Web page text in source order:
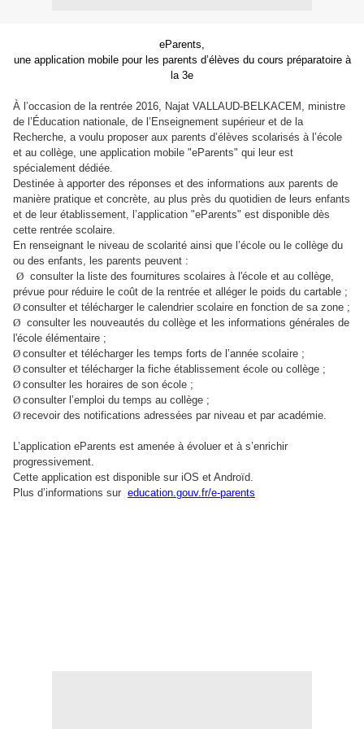
eParents,
une application mobile pour les parents d’élèves du cours préparatoire à
la 3e
À l’occasion de la rentrée 2016, Najat VALLAUD-BELKACEM, ministre
de l’Éducation nationale, de l’Enseignement supérieur et de la
Recherche, a voulu proposer aux parents d’élèves scolarisés à l’école
et au collège, une application mobile "eParents" qui leur est
spécialement dédiée.
Destinée à apporter des réponses et des informations aux parents de
manière pratique et concrète, au plus près du quotidien de leurs enfants
et de leur établissement, l’application "eParents" est disponible dès
cette rentrée scolaire.
En renseignant le niveau de scolarité ainsi que l’école ou le collège du
ou des enfants, les parents peuvent :
Ø consulter la liste des fournitures scolaires à l'école et au collège,
prévue pour réduire le coût de la rentrée et alléger le poids du cartable ;
Ø consulter et télécharger le calendrier scolaire en fonction de sa zone ;
Ø consulter les nouveautés du collège et les informations générales de
l'école élémentaire ;
Ø consulter et télécharger les temps forts de l’année scolaire ;
Ø consulter et télécharger la fiche établissement école ou collège ;
Ø consulter les horaires de son école ;
Ø consulter l’emploi du temps au collège ;
Ø recevoir des notifications adressées par niveau et par académie.
L’application eParents est amenée à évoluer et à s’enrichir
progressivement.
Cette application est disponible sur iOS et Androïd.
Plus d’informations sur education.gouv.fr/e-parents